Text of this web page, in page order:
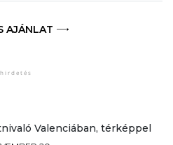
AJÁNLAT
Valenciában, térképpel